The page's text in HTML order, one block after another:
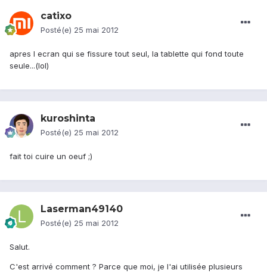
catixo
Posté(e) 25 mai 2012
apres l ecran qui se fissure tout seul, la tablette qui fond toute
seule...(lol)
kuroshinta
Posté(e) 25 mai 2012
fait toi cuire un oeuf ;)
Laserman49140
Posté(e) 25 mai 2012
Salut.
C'est arrivé comment ? Parce que moi, je l'ai utilisée plusieurs